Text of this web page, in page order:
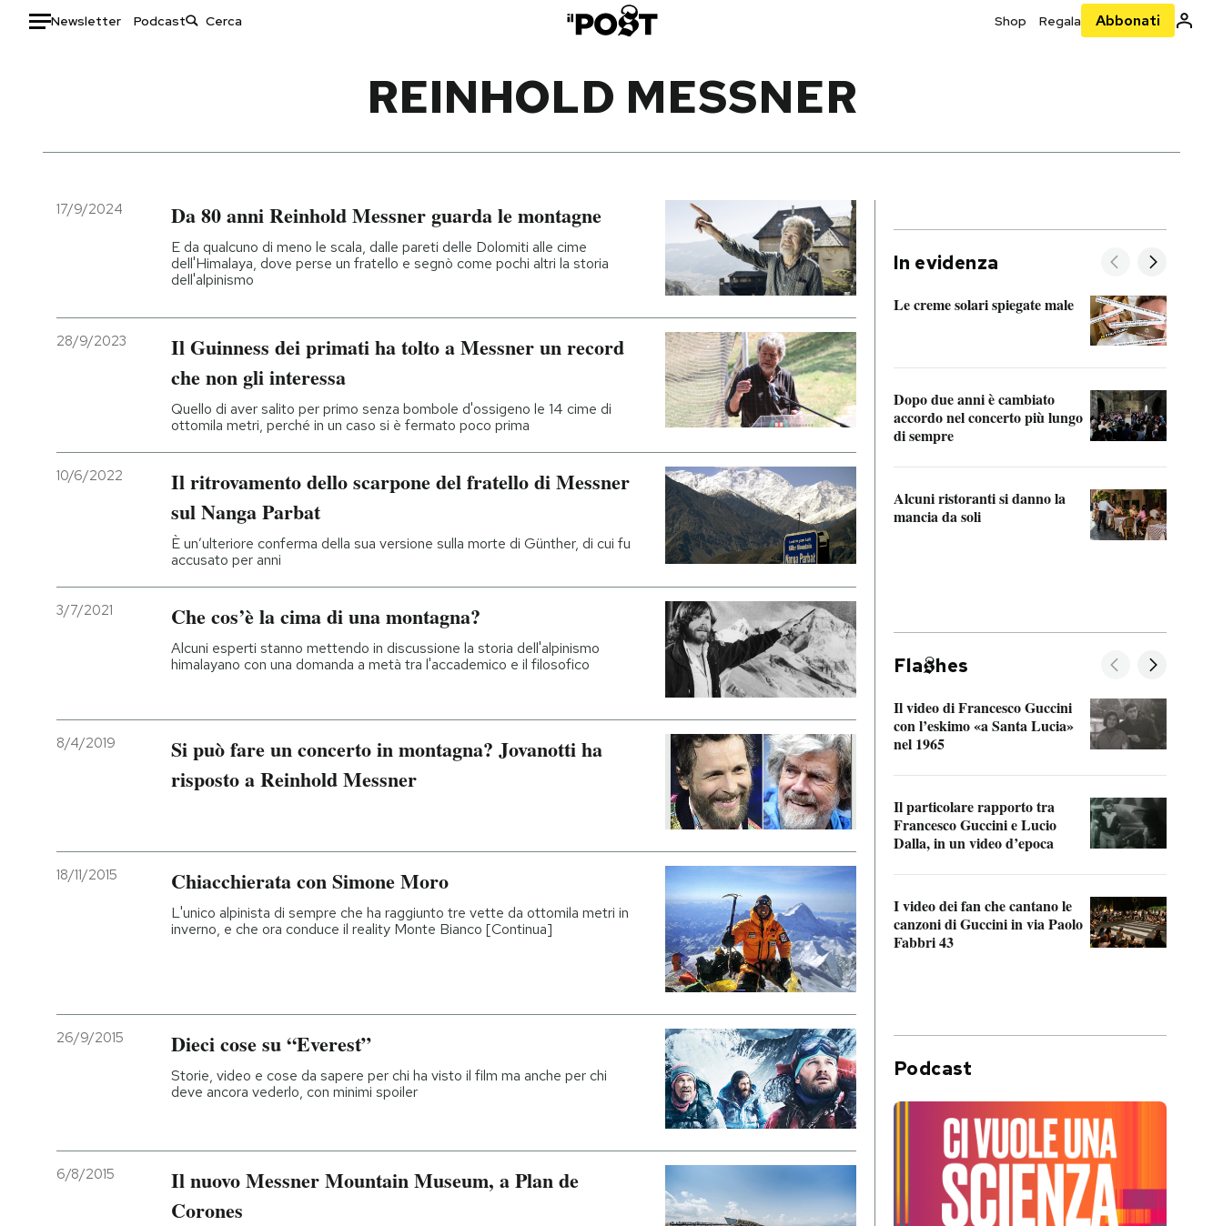
Newsletter Podcast Shop Regala Abbonati
Italia
Politica
Economia
Moda
Ok Boomer!
Media
Mondiali calcio 2026
I MIEI PREFERITI
AREA PERSONALE
REINHOLD MESSNER
17/9/2024 Da 80 anni Reinhold Messner guarda le montagne
E da qualcuno di meno le scala, dalle pareti delle Dolomiti alle cime
dell'Himalaya, dove perse un fratello e segnò come pochi altri la storia
dell'alpinismo
28/9/2023
Il Guinness dei primati ha tolto a Messner un record
che non gli interessa
Quello di aver salito per primo senza bombole d'ossigeno le 14 cime di
ottomila metri, perché in un caso si è fermato poco prima
10/6/2022
Il ritrovamento dello scarpone del fratello di Messner
sul Nanga Parbat
È un’ulteriore conferma della sua versione sulla morte di Günther, di cui fu
accusato per anni
3/7/2021 Che cos’è la cima di una montagna?
Alcuni esperti stanno mettendo in discussione la storia dell'alpinismo
himalayano con una domanda a metà tra l'accademico e il filosofico
8/4/2019
Si può fare un concerto in montagna? Jovanotti ha
risposto a Reinhold Messner
18/11/2015 Chiacchierata con Simone Moro
L'unico alpinista di sempre che ha raggiunto tre vette da ottomila metri in
inverno, e che ora conduce il reality Monte Bianco [Continua]
26/9/2015 Dieci cose su “Everest”
Storie, video e cose da sapere per chi ha visto il film ma anche per chi
deve ancora vederlo, con minimi spoiler
6/8/2015
Il nuovo Messner Mountain Museum, a Plan de
Corones
In evidenza
Le creme solari spiegate male
Dopo due anni è cambiato
accordo nel concerto più lungo
di sempre
Alcuni ristoranti si danno la
mancia da soli
Fla hes
Il video di Francesco Guccini
con l’eskimo «a Santa Lucia»
nel 1965
Il particolare rapporto tra
Francesco Guccini e Lucio
Dalla, in un video d’epoca
I video dei fan che cantano le
canzoni di Guccini in via Paolo
Fabbri 43
Podcast